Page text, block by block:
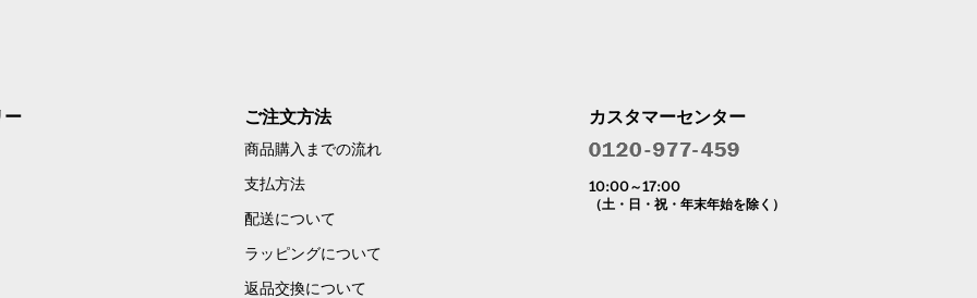
ー ご注文方法
商品購入までの流れ
支払方法
配送について
ラッピングについて
返品交換について
カスタマーセンター
10:00～17:00
（土・日・祝・年末年始を除く）